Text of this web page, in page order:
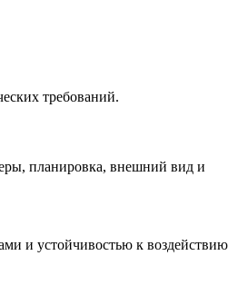
требований.
планировка, внешний вид и
и устойчивостью к воздействию